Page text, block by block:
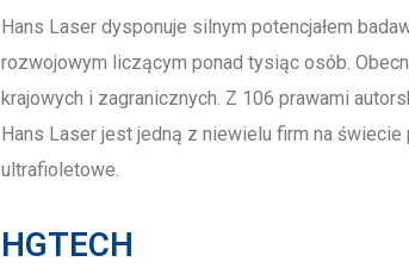
Hans Laser dysponuje silnym potencjałem
rozwojowym liczącym ponad tysiąc osób.
krajowych i zagranicznych. Z 106 prawami
Hans Laser jest jedną z niewielu firm na
ultrafioletowe.
HGTECH